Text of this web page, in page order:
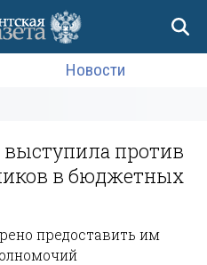
Новости
против
в бюджетных
предоставить им